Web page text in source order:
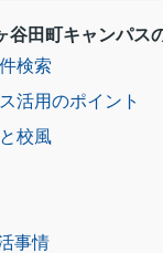
谷田町キャンパス
検索
活用のポイント
校風
事情